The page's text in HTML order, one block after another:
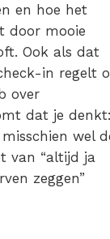
en hoe het
door mooie
Ook als dat
in regelt
over
dat je
wel
van “altijd ja
zeggen”